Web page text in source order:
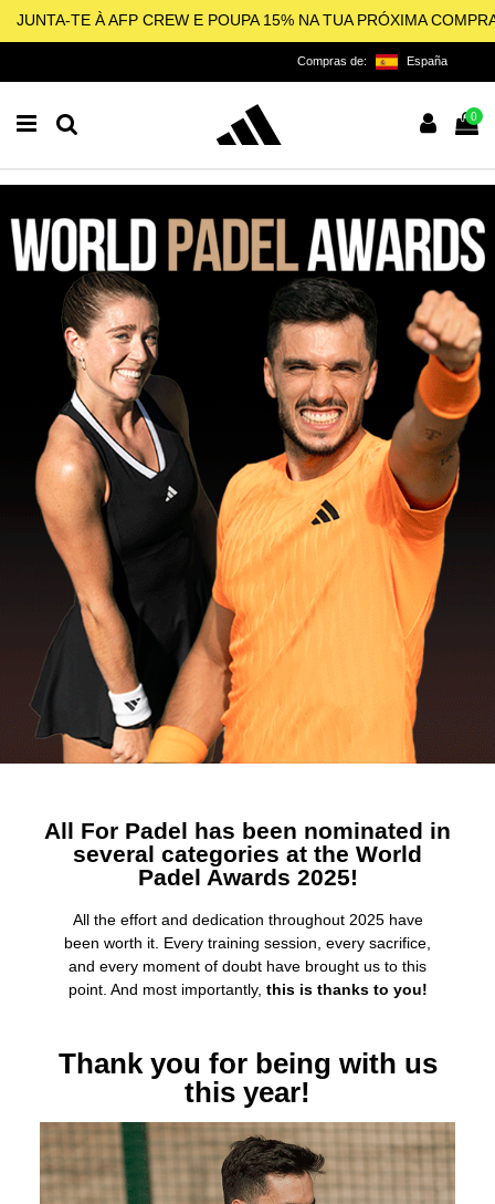
JUNTA-TE À AFP CREW E POUPA 15% NA TUA PRÓXIMA
Compras de: España
0
All For Padel has been nominated in
several categories at the World
Padel Awards 2025!
All the effort and dedication throughout 2025 have
been worth it. Every training session, every sacrifice,
and every moment of doubt have brought us to this
point. And most importantly, this is thanks to you!
Thank you for being with us
this year!